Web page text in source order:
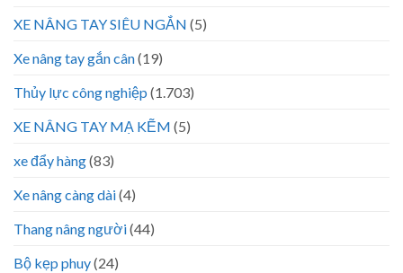
XE NÂNG TAY SIÊU NGẮN (5)
Xe nâng tay gắn cân(19)
Thủy lực công nghiệp (1.703)
XE NÂNG TAY MẠ KẼM (5)
xe đẩy hàng(83)
Xe nâng càng dài(4)
Thang nâng người(44)
Bộ kẹp phuy(24)